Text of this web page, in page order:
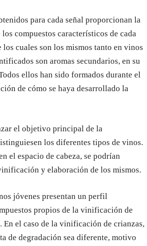
para cada señal proporcionan la
compuestos característicos de cada
cuales son los mismos tanto en vinos
son aromas secundarios, en su
ellos han sido formados durante el
de cómo se haya desarrollado la
el objetivo principal de la
los diferentes tipos de vinos.
el espacio de cabeza, se podrían
y elaboración de los mismos.
jóvenes presentan un perfil
propios de la vinificación de
el caso de la vinificación de crianzas,
de degradación sea diferente, motivo